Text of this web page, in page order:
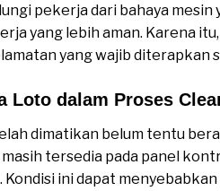
pekerja dari bahaya
yang lebih aman. Karena
yang wajib diterapkan
Loto dalam Proses
dimatikan belum tentu
tersedia pada panel
Kondisi ini dapat